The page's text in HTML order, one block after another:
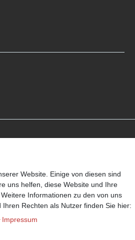
5 Werktage - je nach Artikelgruppe.
Website. Einige von diesen sind
uns helfen, diese Website und Ihre
Informationen zu den von uns
Rechten als Nutzer finden Sie hier:
Impressum